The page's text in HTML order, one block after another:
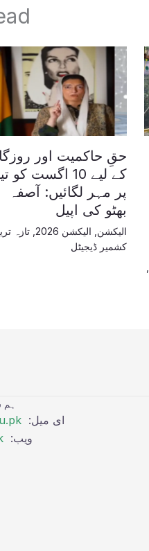
حقِ حاکمیت اور
کے لیے 10 اگست کو
پر مہر لگائیں: آصفہ
بھٹو کی اپیل
الیکشن الیکشن 2026 ,تازہ
کشمیر ڈیجیٹل
ہم
ای میل:
ویب: